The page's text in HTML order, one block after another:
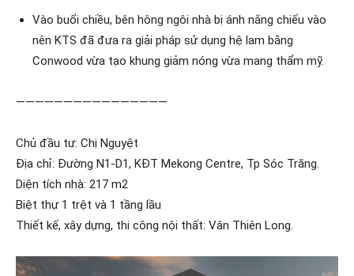
Vào buổi chiều, bên hông ngôi nhà bị ánh nắng chiếu vào
nên KTS đã đưa ra giải pháp sử dụng hệ lam bằng
Conwood vừa tạo khung giảm nóng vừa mang thẩm mỹ.
————————————————
Chủ đầu tư: Chị Nguyệt
Địa chỉ: Đường N1-D1, KĐT Mekong Centre, Tp Sóc Trăng.
Diện tích nhà: 217 m2
Biệt thự 1 trệt và 1 tầng lầu
Thiết kế, xây dựng, thi công nội thất: Vân Thiên Long.